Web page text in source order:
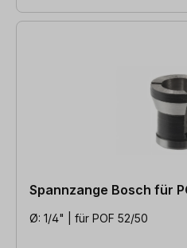
Spannzange Bosch für
Ø: 1/4" | für POF 52/50